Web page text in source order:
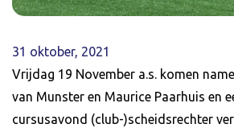
31 oktober, 2021
Vrijdag 19 November a.s. komen
van Munster en Maurice Paarhuis en
cursusavond (club-)scheidsrechter